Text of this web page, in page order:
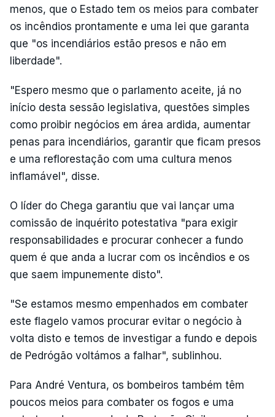
menos, que o Estado tem os meios para combater
os incêndios prontamente e uma lei que garanta
que "os incendiários estão presos e não em
liberdade".
"Espero mesmo que o parlamento aceite, já no
início desta sessão legislativa, questões simples
como proibir negócios em área ardida, aumentar
penas para incendiários, garantir que ficam presos
e uma reflorestação com uma cultura menos
inflamável", disse.
O líder do Chega garantiu que vai lançar uma
comissão de inquérito potestativa "para exigir
responsabilidades e procurar conhecer a fundo
quem é que anda a lucrar com os incêndios e os
que saem impunemente disto".
"Se estamos mesmo empenhados em combater
este flagelo vamos procurar evitar o negócio à
volta disto e temos de investigar a fundo e depois
de Pedrógão voltámos a falhar", sublinhou.
Para André Ventura, os bombeiros também têm
poucos meios para combater os fogos e uma